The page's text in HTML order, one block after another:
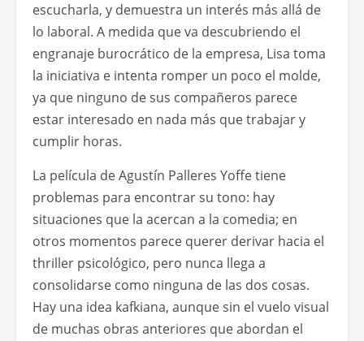
escucharla, y demuestra un interés más allá de
lo laboral. A medida que va descubriendo el
engranaje burocrático de la empresa, Lisa toma
la iniciativa e intenta romper un poco el molde,
ya que ninguno de sus compañeros parece
estar interesado en nada más que trabajar y
cumplir horas.
La película de Agustín Palleres Yoffe tiene
problemas para encontrar su tono: hay
situaciones que la acercan a la comedia; en
otros momentos parece querer derivar hacia el
thriller psicológico, pero nunca llega a
consolidarse como ninguna de las dos cosas.
Hay una idea kafkiana, aunque sin el vuelo visual
de muchas obras anteriores que abordan el